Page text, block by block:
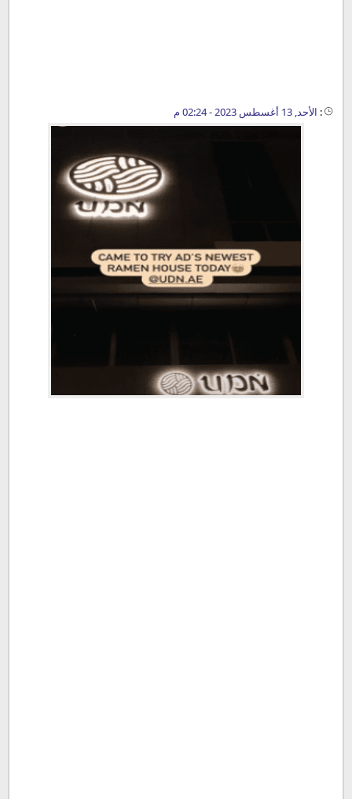
: الأحد, 13 أغسطس 2023 - 02:24 م